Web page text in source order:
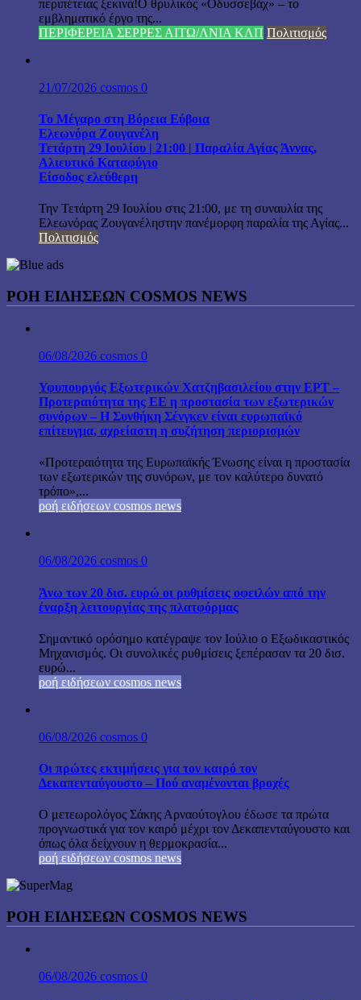
περιπέτειας ξεκινά!Ο θρυλικός «Οδυσσεβάχ» – το
εμβληματικό έργο της...
ΠΕΡΙΦΕΡΕΙΑ ΣΕΡΡΕΣ ΑΙΤΩ/ΛΝΙΑ ΚΛΠ Πολιτισμός
21/07/2026 cosmos 0
Το Μέγαρο στη Βόρεια Εύβοια
Ελεωνόρα Ζουγανέλη
Τετάρτη 29 Ιουλίου | 21:00 | Παραλία Αγίας Άννας,
Αλιευτικό Καταφύγιο
Είσοδος ελεύθερη
Την Τετάρτη 29 Ιουλίου στις 21:00, με τη συναυλία της
Ελεωνόρας Ζουγανέληστην πανέμορφη παραλία της Αγίας...
Πολιτισμός
ΡΟΗ ΕΙΔΗΣΕΩΝ COSMOS NEWS
06/08/2026 cosmos 0
Υφυπουργός Εξωτερικών Χατζηβασιλείου στην ΕΡΤ –
Προτεραιότητα της ΕΕ η προστασία των εξωτερικών
συνόρων – Η Συνθήκη Σένγκεν είναι ευρωπαϊκό
επίτευγμα, αχρείαστη η συζήτηση περιορισμών
«Προτεραιότητα της Ευρωπαϊκής Ένωσης είναι η προστασία
των εξωτερικών της συνόρων, με τον καλύτερο δυνατό
τρόπο»,...
ροή ειδήσεων cosmos news
06/08/2026 cosmos 0
Άνω των 20 δισ. ευρώ οι ρυθμίσεις οφειλών από την
έναρξη λειτουργίας της πλατφόρμας
Σημαντικό ορόσημο κατέγραψε τον Ιούλιο ο Εξωδικαστικός
Μηχανισμός. Οι συνολικές ρυθμίσεις ξεπέρασαν τα 20 δισ.
ευρώ...
ροή ειδήσεων cosmos news
06/08/2026 cosmos 0
Οι πρώτες εκτιμήσεις για τον καιρό τον
Δεκαπενταύγουστο – Πού αναμένονται βροχές
Ο μετεωρολόγος Σάκης Αρναούτογλου έδωσε τα πρώτα
προγνωστικά για τον καιρό μέχρι τον Δεκαπενταύγουστο και
όπως όλα δείχνουν η θερμοκρασία...
ροή ειδήσεων cosmos news
ΡΟΉ ΕΙΔΉΣΕΩΝ COSMOS NEWS
06/08/2026 cosmos 0